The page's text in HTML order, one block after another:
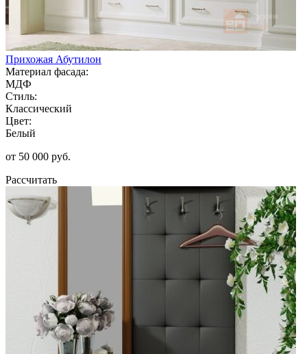
Прихожая Абутилон
Материал фасада:
МДФ
Стиль:
Классический
Цвет:
Белый
от 50 000 руб.
Рассчитать